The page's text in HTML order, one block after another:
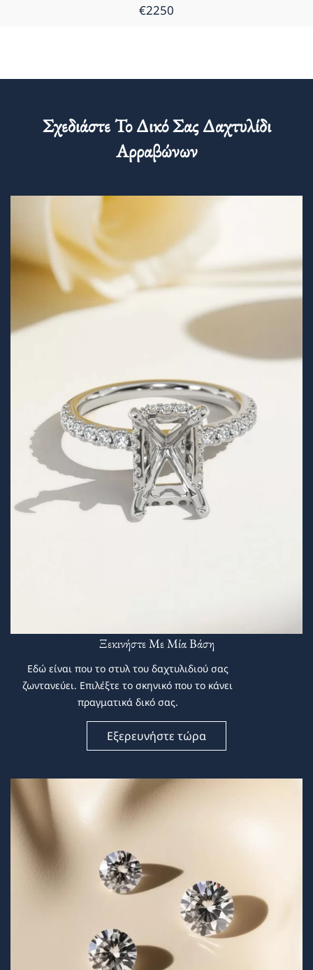
€2250
Σχεδιάστε Το Δικό Σας Δαχτυλίδι
Αρραβώνων
Ξεκινήστε Με Μία Βάση
Εδώ είναι που το στυλ του δαχτυλιδιού σας
ζωντανεύει. Επιλέξτε το σκηνικό που το κάνει
πραγματικά δικό σας.
Εξερευνήστε τώρα